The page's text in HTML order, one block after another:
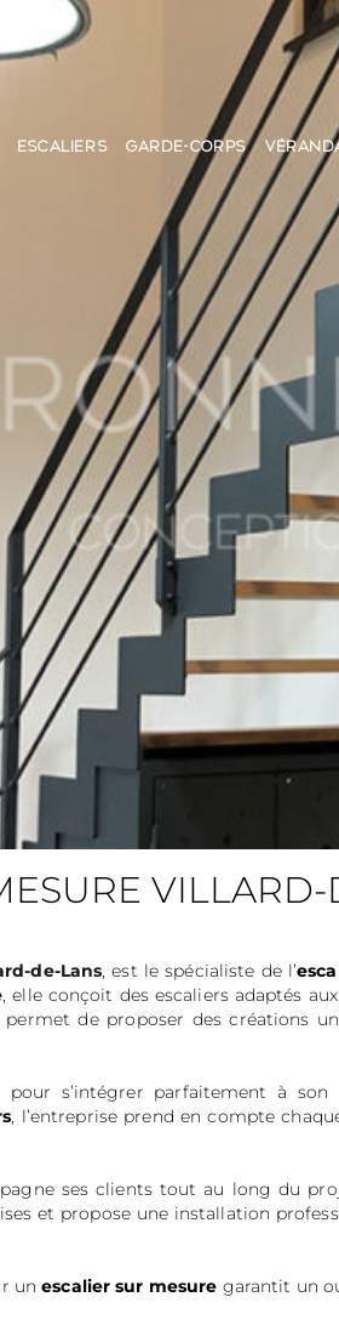
ESCALIERS GARDE-CORPS
VILLARD-
de-Lans, est le spécialiste de l’
, elle conçoit des escaliers adaptés
de proposer des créations
s’intégrer parfaitement à son
, l’entreprise prend en compte
ses clients tout au long du
et propose une installation
unescalier sur mesure garantit un